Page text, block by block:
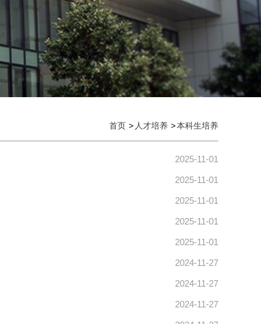
首页 人才培养 本科生培养
2025-11-01
2025-11-01
2025-11-01
2025-11-01
2025-11-01
2024-11-27
2024-11-27
2024-11-27